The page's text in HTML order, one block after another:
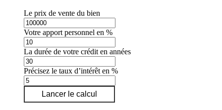
Le prix de vente du bien
Votre apport personnel en %
La durée de votre crédit en années
Précisez le taux d’intérêt en %
Lancer le calcul